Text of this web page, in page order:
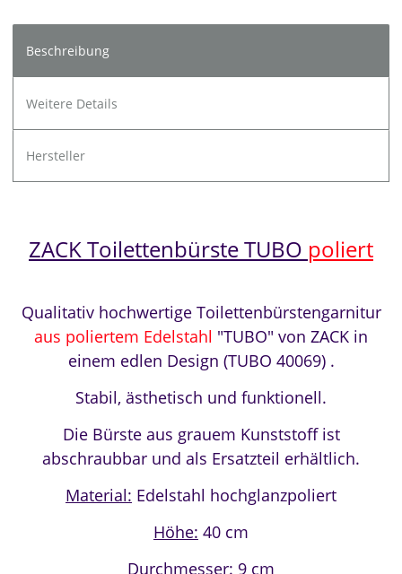
Beschreibung
Weitere Details
Hersteller
ZACK Toilettenbürste TUBO poliert
Qualitativ hochwertige Toilettenbürstengarnitur
aus poliertem Edelstahl "TUBO" von ZACK in
einem edlen Design (TUBO 40069) .
Stabil, ästhetisch und funktionell.
Die Bürste aus grauem Kunststoff ist
abschraubbar und als Ersatzteil erhältlich.
Material: Edelstahl hochglanzpoliert
Höhe: 40 cm
Durchmesser: 9 cm